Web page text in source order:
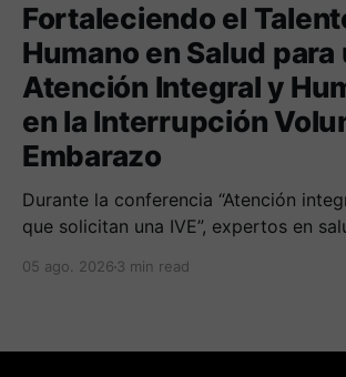
Fortaleciendo el
Humano en Salud para
Atención Integral y
en la Interrupción
Embarazo
Durante la conferencia “Atención
que solicitan una IVE”, expertos en
sobre cómo abordar esta temática
05 ago. 2026 3 min read